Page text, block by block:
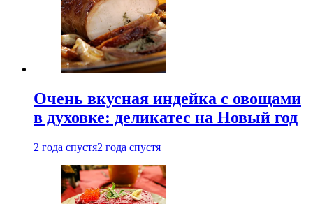
Очень вкусная индейка с овощами
в духовке: деликатес на Новый год
2 года спустя2 года спустя